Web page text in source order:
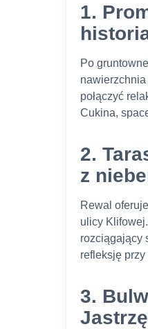
1.
Po
połączyć
Cukina,
2.
z
Rewal
ulicy
rozciągający
refleksję przy
3.